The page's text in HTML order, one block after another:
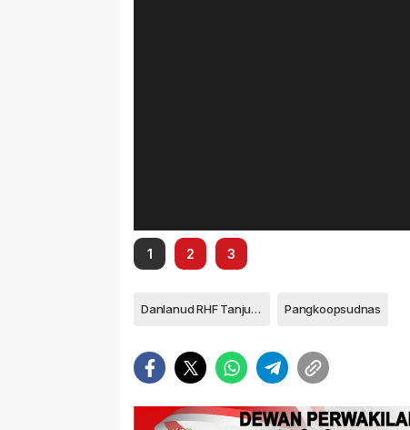
1 2 3
Danlanud RHF Tanjungpinang Kolonel Pnb Andi Nur Abadi Pangkoopsudnas